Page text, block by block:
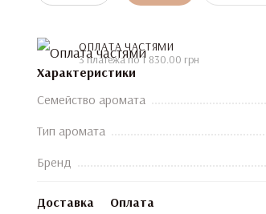
ОПЛАТА ЧАСТЯМИ
3 платежа по 1 830.00 грн
Характеристики
Семейство аромата
Тип аромата
Бренд
Доставка Оплата